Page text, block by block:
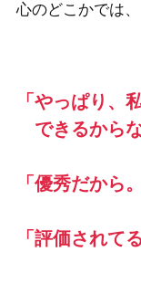
心のどこかでは、
「やっぱり、私
できるから
「優秀だから
「評価されて